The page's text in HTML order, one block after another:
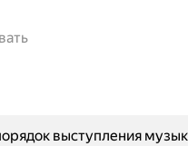
выступления